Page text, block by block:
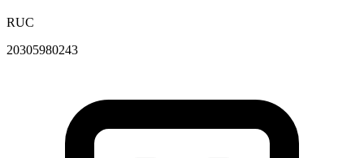
RUC
20305980243